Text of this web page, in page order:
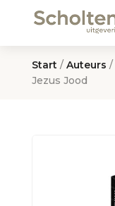
Start / Auteurs /
Jezus Jood